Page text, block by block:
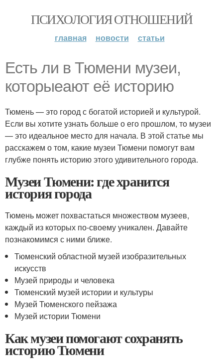
ПСИХОЛОГИЯ ОТНОШЕНИЙ
главная новости статьи
Есть ли в Тюмени музеи,
которыеают её историю
Тюмень — это город с богатой историей и культурой.
Если вы хотите узнать больше о его прошлом, то музеи
— это идеальное место для начала. В этой статье мы
расскажем о том, какие музеи Тюмени помогут вам
глубже понять историю этого удивительного города.
Музеи Тюмени: где хранится
история города
Тюмень может похвастаться множеством музеев,
каждый из которых по-своему уникален. Давайте
познакомимся с ними ближе.
Тюменский областной музей изобразительных
искусств
Музей природы и человека
Тюменский музей истории и культуры
Музей Тюменского пейзажа
Музей истории Тюмени
Как музеи помогают сохранять
историю Тюмени